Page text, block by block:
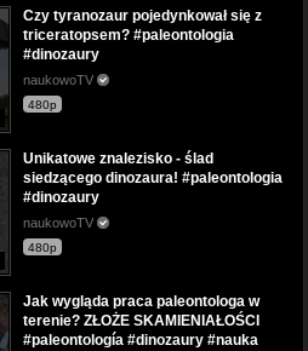
Czy tyranozaur pojedynkował się z
triceratopsem? #paleontologia
#dinozaury
naukowoTV
480p
Unikatowe znalezisko - ślad
siedzącego dinozaura! #paleontologia
#dinozaury
naukowoTV
480p
Jak wygląda praca paleontologa w
terenie? ZŁOŻE SKAMIENIAŁOŚCI
#paleontología #dinozaury #nauka